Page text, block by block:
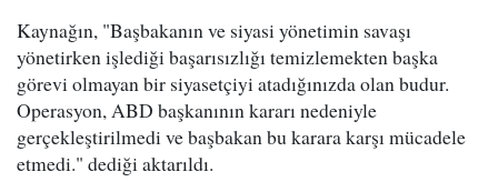
Kaynağın, "Başbakanın ve siyasi yönetimin savaşı
yönetirken işlediği başarısızlığı temizlemekten başka
görevi olmayan bir siyasetçiyi atadığınızda olan budur.
Operasyon, ABD başkanının kararı nedeniyle
gerçekleştirilmedi ve başbakan bu karara karşı mücadele
etmedi." dediği aktarıldı.